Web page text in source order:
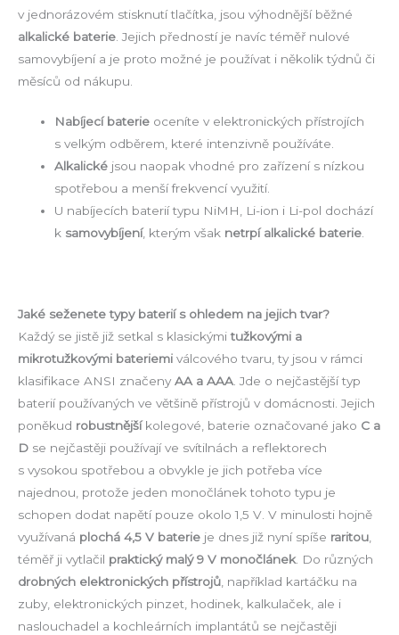
v jednorázovém stisknutí tlačítka, jsou výhodnější běžné
alkalické baterie . Jejich předností je navíc téměř nulové
samovybíjení a je proto možné je používat i několik týdnů či
měsíců od nákupu.
Nabíjecí baterie oceníte v elektronických přístrojích
s velkým odběrem, které intenzivně používáte.
Alkalické jsou naopak vhodné pro zařízení s nízkou
spotřebou a menší frekvencí využití.
U nabíjecích baterií typu NiMH, Li-ion i Li-pol dochází
k samovybíjení, kterým však netrpí alkalické baterie.
Jaké seženete typy baterií s ohledem na jejich tvar?
Každý se jistě již setkal s klasickýmitužkovými a
mikrotužkovými bateriemi válcového tvaru, ty jsou v rámci
klasifikace ANSI značeny AA a AAA. Jde o nejčastější typ
baterií používaných ve většině přístrojů v domácnosti. Jejich
poněkud robustnějšíkolegové, baterie označované jako C a
D se nejčastěji používají ve svítilnách a reflektorech
s vysokou spotřebou a obvykle je jich potřeba více
najednou, protože jeden monočlánek tohoto typu je
schopen dodat napětí pouze okolo 1,5 V. V minulosti hojně
využívaná plochá 4,5 V baterie je dnes již nyní spíše raritou,
téměř ji vytlačil praktický malý 9 V monočlánek. Do různých
drobných elektronických přístrojů, například kartáčku na
zuby, elektronických pinzet, hodinek, kalkulaček, ale i
naslouchadel a kochleárních implantátů se nejčastěji